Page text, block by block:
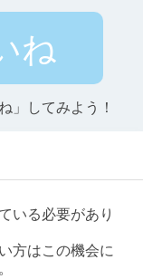
ね
」してみよう！
いる必要があり
方はこの機会に